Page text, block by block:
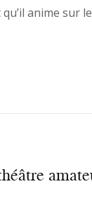
qu’il anime